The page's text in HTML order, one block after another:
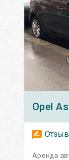
Opel
Аренда